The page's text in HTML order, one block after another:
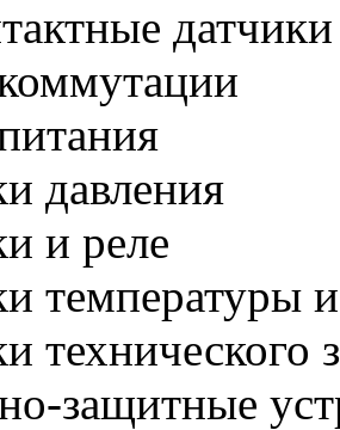
датчики
давления
и реле
температуры
технического
защитные